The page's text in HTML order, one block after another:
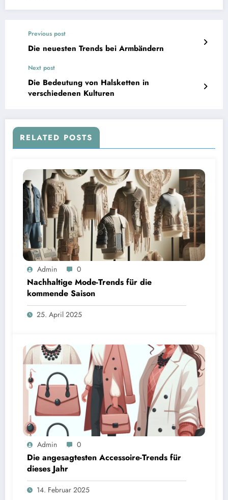
Previous post
Die neuesten Trends bei Armbändern
Next post
Die Bedeutung von Halsketten in
verschiedenen Kulturen
RELATED POSTS
Admin 0
Nachhaltige Mode-Trends für die
kommende Saison
25. April 2025
Admin 0
Die angesagtesten Accessoire-Trends für
dieses Jahr
14. Februar 2025